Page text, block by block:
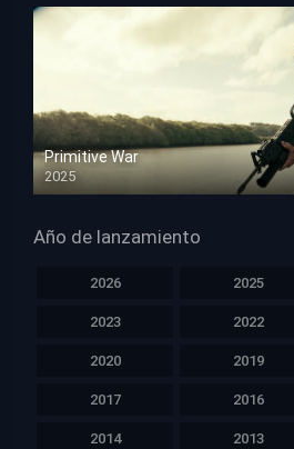
Primitive War
2025
HD 1080p
Año de lanzamiento
2026 2025
2023 2022
2020 2019
2017 2016
2014 2013